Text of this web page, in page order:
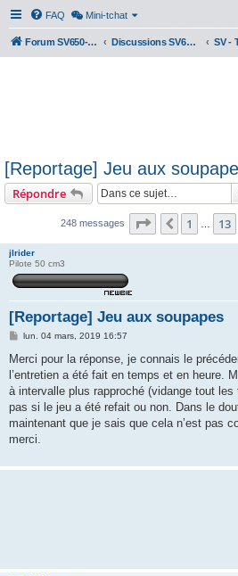
FAQ Mini-tchat
Forum SV650-SV1000 Discussions SV650 & SV1000 N/S SV -
[Reportage] Jeu aux
Répondre
248 messages Page 17 sur 17
Précédente
1 13
jlrider
Pilote 50 cm3
[Reportage] Jeu aux soupapes
M
s
a
g
lun. 04 mars, 2019 16:57
Merci pour la réponse, je connais le
l’entretien a été fait en temps et en heure.
à intervalle plus rapproché (vidange tout
pas si le jeu a été refait ou non. Dans le
maintenant que je sais que cela n’est pas
merci.